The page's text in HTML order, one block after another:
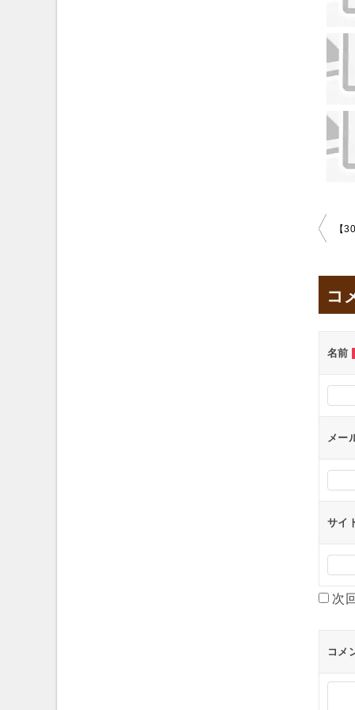
投
ナ
ビ
ー
ョ
ン
コ
名前
メー
サイ
次
コメ